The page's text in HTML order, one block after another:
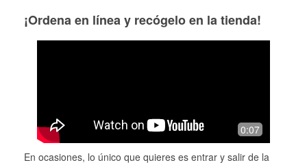
¡Ordena en línea y recógelo en la tienda!
0:07
En ocasiones, lo único que quieres es entrar y salir de la